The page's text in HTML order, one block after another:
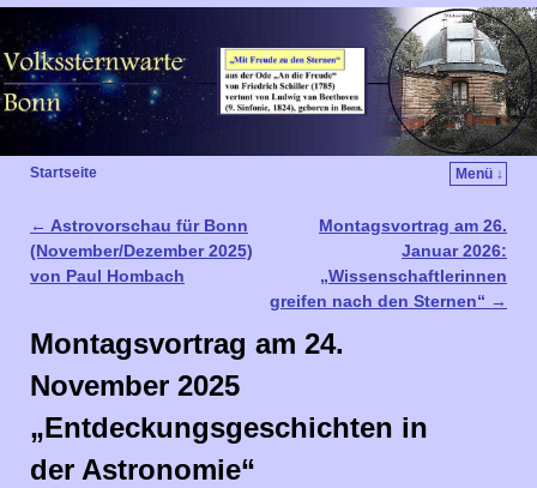
Startseite Menü ↓
Artikelnavigation
← Astrovorschau für Bonn
(November/Dezember 2025)
von Paul Hombach
Montagsvortrag am 26.
Januar 2026:
„Wissenschaftlerinnen
greifen nach den Sternen“ →
Montagsvortrag am 24.
November 2025
„Entdeckungsgeschichten in
der Astronomie“